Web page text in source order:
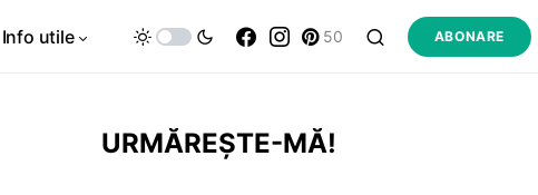
Info utile 50 ABONARE
URMĂREȘTE-MĂ!